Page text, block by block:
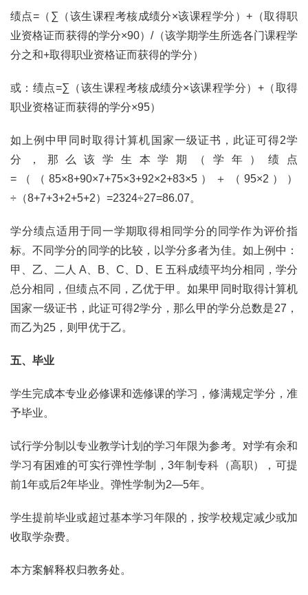
绩点=（∑（该生课程考核成绩分×该课程学分）+（取得职
业资格证而获得的学分×90）/（该学期学生所选各门课程学
分之和+取得职业资格证而获得的学分）
或：绩点=∑（该生课程考核成绩分×该课程学分）+（取得
职业资格证而获得的学分×95）
如上例中甲同时取得计算机国家一级证书，此证可得2学
分，那么该学生本学期（学年）绩点
=（（85×8+90×7+75×3+92×2+83×5）＋（95×2））
÷（8+7+3+2+5+2）=2324÷27=86.07。
学分绩点适用于同一学期取得相同学分的同学作为评价指
标。不同学分的同学的比较，以学分多者为佳。如上例中：
甲、乙、二人 A、B、C、D、E 五科成绩平均分相同，学分
总分相同，但绩点不同，乙优于甲。如果甲同时取得计算机
国家一级证书，此证可得2学分，那么甲的学分总数是27，
而乙为25，则甲优于乙。
五、毕业
学生完成本专业必修课和选修课的学习，修满规定学分，准
予毕业。
试行学分制以专业教学计划的学习年限为参考。对学有余和
学习有困难的可实行弹性学制，3年制专科（高职），可提
前1年或后2年毕业。弹性学制为2—5年。
学生提前毕业或超过基本学习年限的，按学校规定减少或加
收取学杂费。
本方案解释权归教务处。